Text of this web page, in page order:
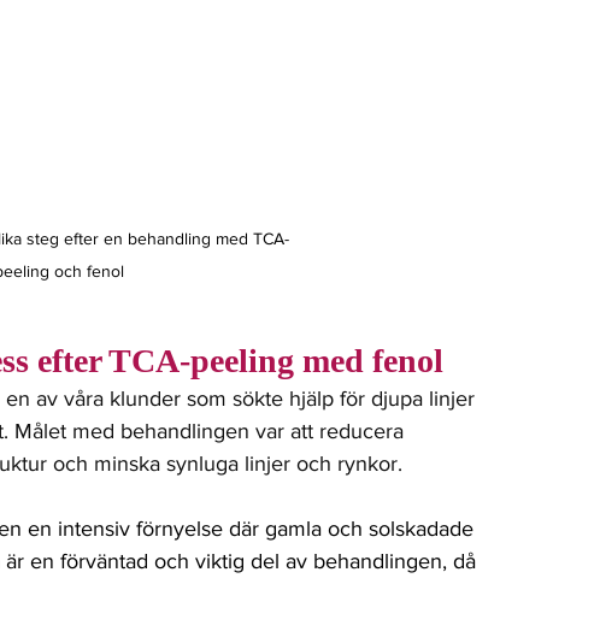
steg efter en behandling med TCA-
och fenol
efter TCA-peeling med fenol
av våra klunder som sökte hjälp för djupa linjer
Målet med behandlingen var att reducera
och minska synluga linjer och rynkor.
en intensiv förnyelse där gamla och solskadade
en förväntad och viktig del av behandlingen, då